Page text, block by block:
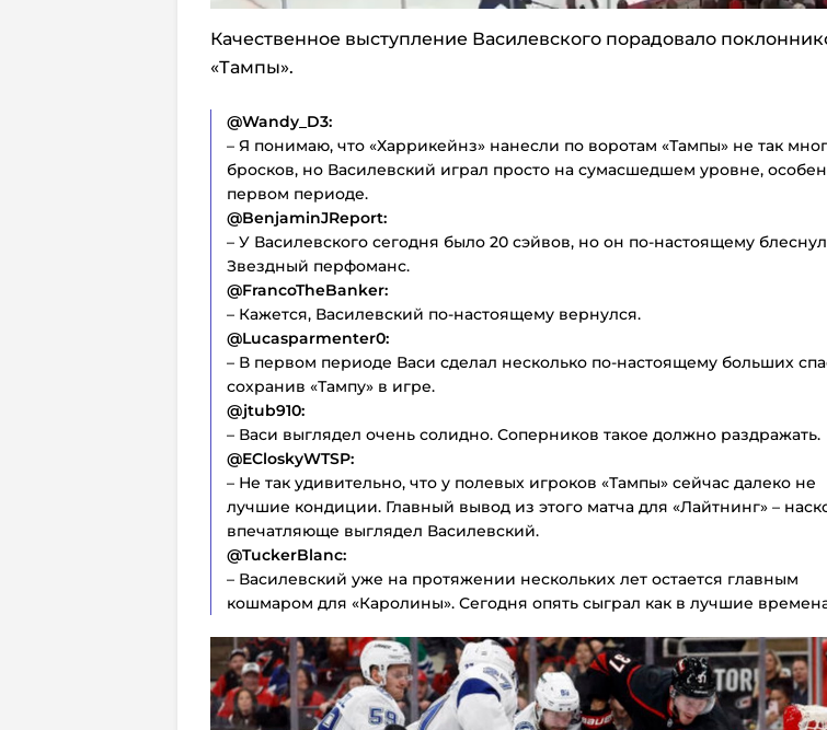
Качественное выступление Василевского порадовало
«Тампы».
@Wandy_D3:
– Я понимаю, что «Харрикейнз» нанесли по воротам «Тампы» не так
бросков, но Василевский играл просто на сумасшедшем уровне,
первом периоде.
@BenjaminJReport:
– У Василевского сегодня было 20 сэйвов, но он по-настоящему
Звездный перфоманс.
@FrancoTheBanker:
– Кажется, Василевский по-настоящему вернулся.
@Lucasparmenter0:
– В первом периоде Васи сделал несколько по-настоящему больших
сохранив «Тампу» в игре.
@jtub910:
– Васи выглядел очень солидно. Соперников такое должно раздражать.
@ECloskyWTSP:
– Не так удивительно, что у полевых игроков «Тампы» сейчас далеко не
лучшие кондиции. Главный вывод из этого матча для «Лайтнинг» –
впечатляюще выглядел Василевский.
@TuckerBlanc:
– Василевский уже на протяжении нескольких лет остается главным
кошмаром для «Каролины». Сегодня опять сыграл как в лучшие